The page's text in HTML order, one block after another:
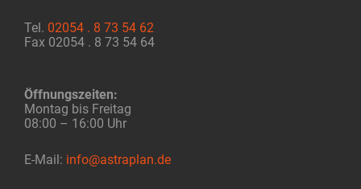
Tel. 02054 . 8 73 54 62
Fax 02054 . 8 73 54 64
Öffnungszeiten:
Montag bis Freitag
08:00 – 16:00 Uhr
E-Mail: info@astraplan.de